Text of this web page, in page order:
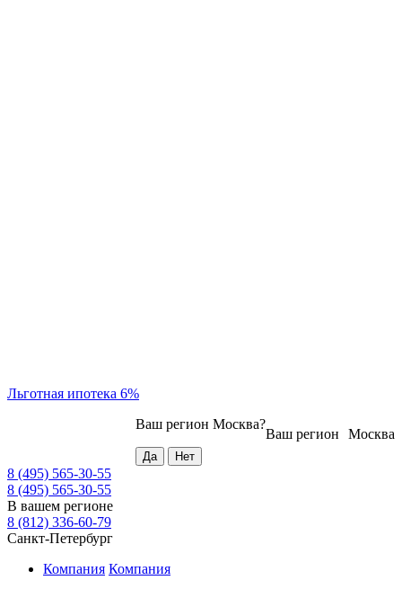
Льготная ипотека 6%
Москва
Ваш регион
Ваш регион Москва?
8 (495) 565-30-55
8 (495) 565-30-55
В вашем регионе
8 (812) 336-60-79
Санкт-Петербург
Компания Компания